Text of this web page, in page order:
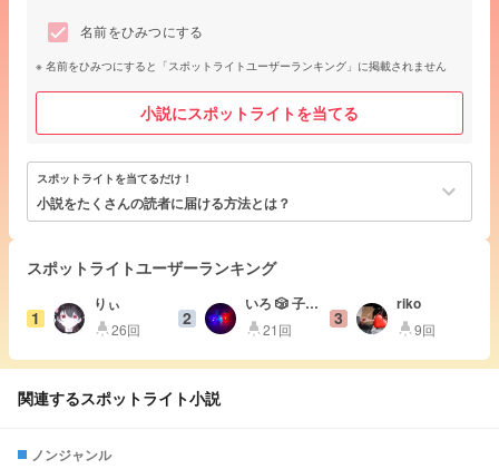
名前をひみつにする
名前をひみつにすると「スポットライトユーザーランキング」に掲載されません
小説にスポットライトを当てる
スポットライトを当てるだけ！
小説をたくさんの読者に届ける方法とは？ keyboard_arrow_down
スポットライトユーザーランキング
1
りぃ
highlight26回 2
いろ 🎲 子供
組担🔙
highlight21回 3
riko
highlight9回
関連するスポットライト小説
ノンジャンル